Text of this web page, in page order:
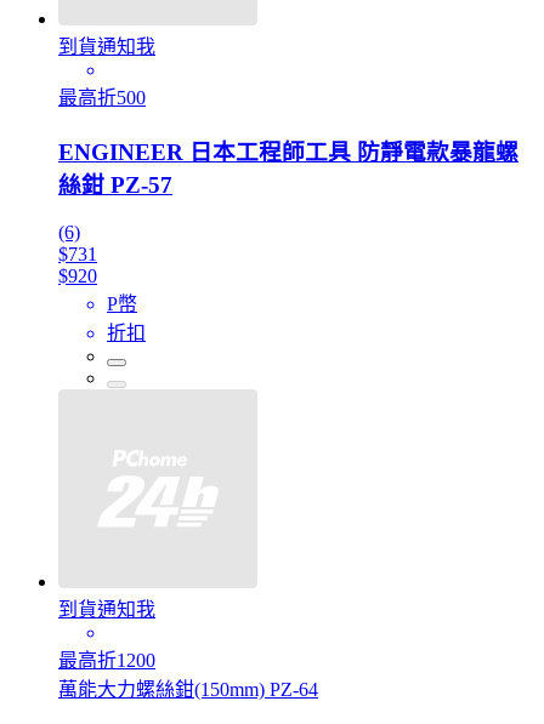
到貨通知我
最高折500
ENGINEER 日本工程師工具 防靜電款暴龍螺
絲鉗 PZ-57
(6)
$731
$920
P幣
折扣
到貨通知我
最高折1200
萬能大力螺絲鉗(150mm) PZ-64